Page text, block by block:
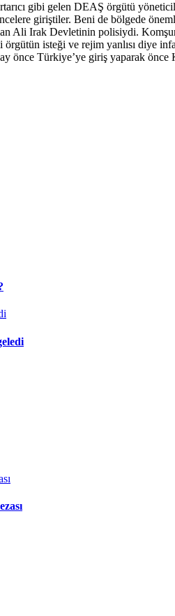
gibi gelen DEAŞ örgütü
giriştiler. Beni de bölgede
Ali Irak Devletinin polisiydi.
isteği ve rejim yanlısı diye
önce Türkiye’ye giriş yaparak